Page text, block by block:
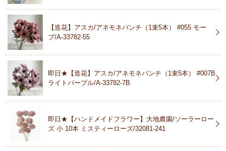
【造花】アスカ/アネモネバンチ（1束5本） #055 モー
ブ/A-33782-55
即日★【造花】アスカ/アネモネバンチ（1束5本） #007B
ライトパープル/A-33782-7B
即日★【ハンドメイドフラワー】大地農園/ソーラーロー
ズ 小 10本 ミスティーローズ/32081-241